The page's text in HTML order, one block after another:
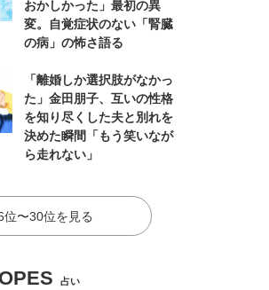
おかしかった」最初の異
変。自覚症状のない「腎臓
の病」の怖さ語る
「離婚しか選択肢がなかっ
た」金田朋子、互いの性格
を知り尽くした夫と別れを
決めた瞬間「もう笑いなが
ら走れない」
位〜30位を見る
占い